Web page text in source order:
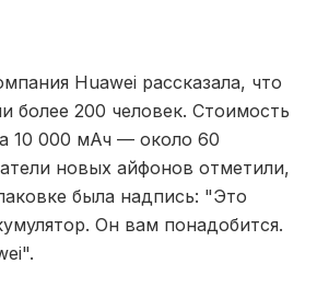
Huawei рассказала, что
более 200 человек. Стоимость
10 000 мАч — около 60
новых айфонов отметили,
была надпись: "Это
Он вам понадобится.